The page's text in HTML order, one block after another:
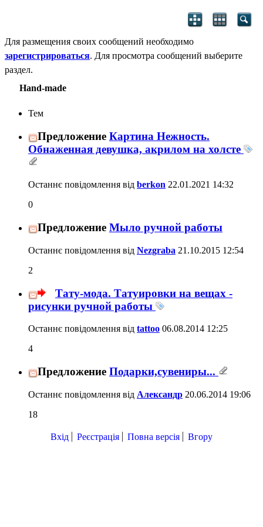
Для размещения своих сообщений необходимо
зарегистрироваться. Для просмотра сообщений выберите
раздел.
Hand-made
Тем
Предложение Картина Нежность.
Обнаженная девушка, акрилом на холсте
Останнє повідомлення від berkon 22.01.2021 14:32
0
Предложение Мыло ручной работы
Останнє повідомлення від Nezgraba 21.10.2015 12:54
2
Тату-мода. Татуировки на вещах -
рисунки ручной работы
Останнє повідомлення від tattoo 06.08.2014 12:25
4
Предложение Подарки,сувениры...
Останнє повідомлення від Александр 20.06.2014 19:06
18
Вхід Реєстрація Повна версія Вгору